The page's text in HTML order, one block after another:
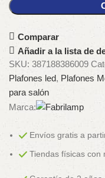
Comparar
Añadir a la lista de
SKU: 387188386009
Plafones led, Plafones
para salón
Marca:
Envíos gratis a
Tiendas físicas con